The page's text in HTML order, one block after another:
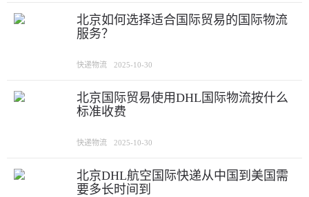
北京如何选择适合国际贸易的国际物流
服务？
快递物流 2025-10-30
北京国际贸易使用DHL国际物流按什么
标准收费
快递物流 2025-10-30
北京DHL航空国际快递从中国到美国需
要多长时间到